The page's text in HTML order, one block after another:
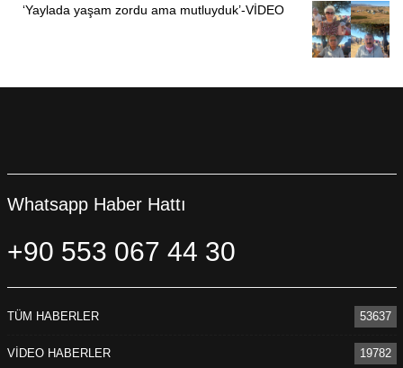
‘Yaylada yaşam zordu ama mutluyduk’-VİDEO
Whatsapp Haber Hattı
+90 553 067 44 30
TÜM HABERLER 53637
VİDEO HABERLER 19782